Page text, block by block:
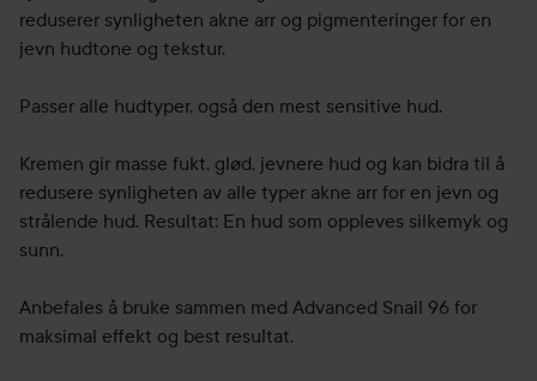
reduserer synligheten akne arr og pigmenteringer for en
jevn hudtone og tekstur.
Passer alle hudtyper, også den mest sensitive hud.
Kremen gir masse fukt, glød, jevnere hud og kan bidra til å
redusere synligheten av alle typer akne arr for en jevn og
strålende hud. Resultat: En hud som oppleves silkemyk og
sunn.
Anbefales å bruke sammen med Advanced Snail 96 for
maksimal effekt og best resultat.